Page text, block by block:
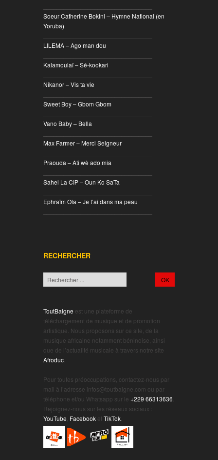
Soeur Catherine Bokini – Hymne National (en
Yoruba)
LILEMA – Ago man dou
Kalamoulaï – Sé-kookari
Nikanor – Vis ta vie
Sweet Boy – Gbom Gbom
Vano Baby – Bella
Max Farmer – Merci Seigneur
Praouda – Ati wè ado mia
Sahel La CIP – Oun Ko SaTa
Ephraïm Ola – Je t’ai dans ma peau
RECHERCHER
ToutBaigne est une plateforme de
téléchargement de musique et de promotion
artistique. Nous proposons sur ce site, de la
musique africaine notamment béninoise, ainsi
que de l’actualité musicale à travers notre site
Afroduc
Pour toutes préoccupations, contactez-nous par
mail à l’adresse infos@toutbaigne.com ou par
téléphone et/ou Whatsapp sur le +229 66313636
Rejoignez-nous sur les réseaux sociaux :
YouTube Facebook etTikTok